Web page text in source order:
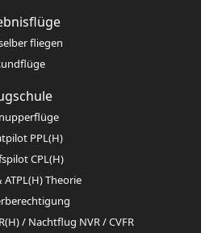
fliegen
PPL(H)
CPL(H)
ATPL(H) Theorie
/ Nachtflug NVR / CVFR